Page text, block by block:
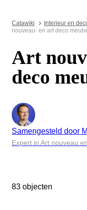
Catawiki Interieur en
nouveau- en art deco
Art
deco
Samengesteld door
Expert in Art nouveau
83 objecten